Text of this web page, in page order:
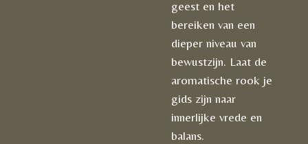
geest en het
bereiken van een
dieper niveau van
bewustzijn. Laat de
aromatische rook je
gids zijn naar
innerlijke vrede en
balans.